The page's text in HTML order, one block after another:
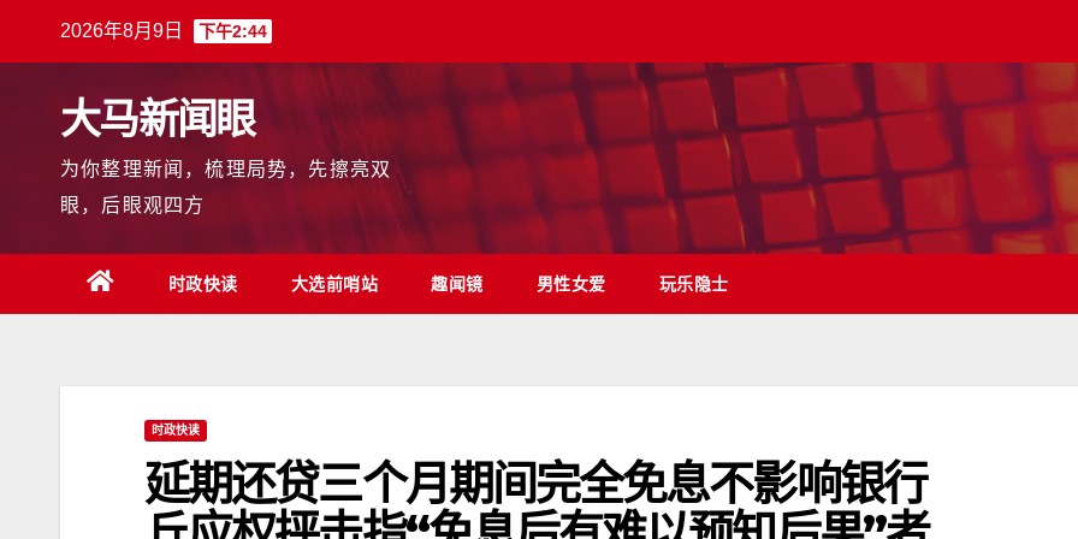
2026年8月9日 下午2:44
大马新闻眼
为你整理新闻，梳理局势，先擦亮双
眼，后眼观四方
时政快读 大选前哨站 趣闻镜 男性女爱 玩乐隐士
时政快读
延期还贷三个月期间完全免息不影响银行